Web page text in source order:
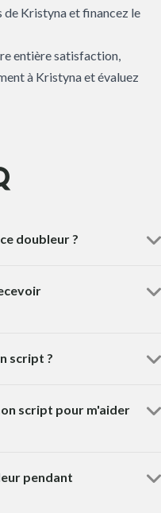
de Kristyna et financez le
entière satisfaction,
à Kristyna et évaluez
doubleur ?
script ?
script pour m'aider
pendant